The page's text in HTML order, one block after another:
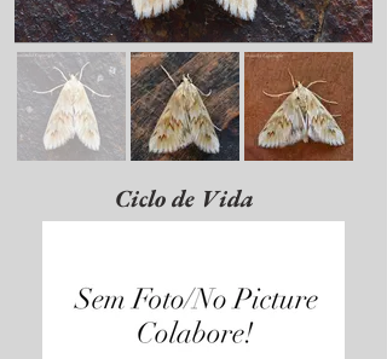
Ciclo de Vida